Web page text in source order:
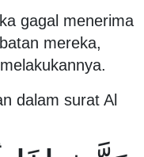
gagal menerima
mereka,
dalam surat Al